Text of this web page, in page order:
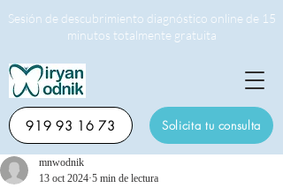
Solicita tu consulta
919 93 16 73
Sesión de descubrimiento diagnóstico online de 15
minutos totalmente gratuita
mnwodnik
13 oct 2024 5 min de lectura